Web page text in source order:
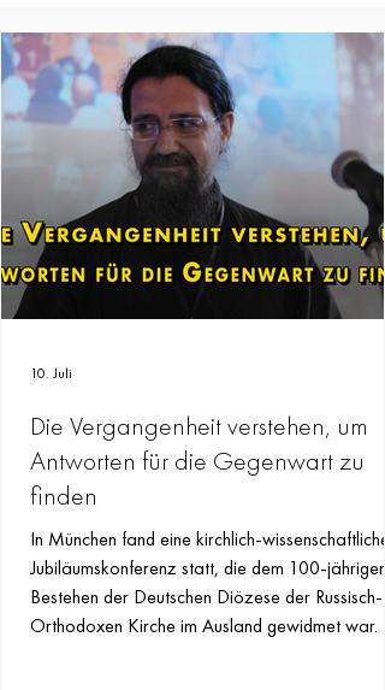
Die Vergangenheit verstehen, um
Antworten für die Gegenwart zu
finden
In München fand eine kirchlich-wissenschaftliche
Jubiläumskonferenz statt, die dem 100-jährigen
Bestehen der Deutschen Diözese der Russisch-
Orthodoxen Kirche im Ausland gewidmet war.
10. Juli